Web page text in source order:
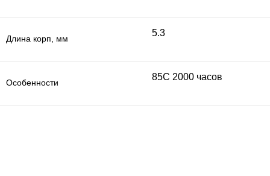
Длина корп, мм
5.3
Особенности
85C 2000 часов